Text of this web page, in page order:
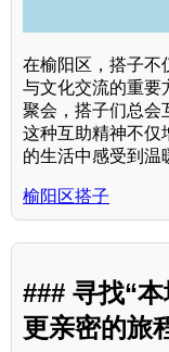
在榆阳区，搭子不
与文化交流的重要
聚会，搭子们总会
这种互助精神不仅
的生活中感受到温
榆阳区搭子
### 寻找“
更亲密的旅